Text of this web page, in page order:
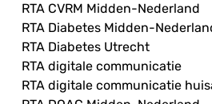
RTA CVRM Midden-Nederland
RTA Diabetes Midden-
RTA Diabetes Utrecht
RTA digitale communicatie
RTA digitale communicatie